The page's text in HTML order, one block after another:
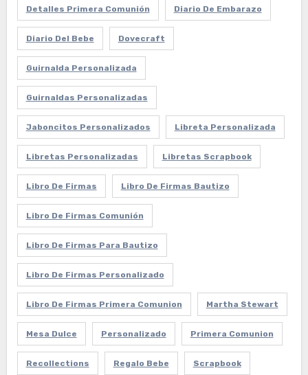
Detalles Primera Comunión Diario De Embarazo
Diario Del Bebe Dovecraft
Guirnalda Personalizada
Guirnaldas Personalizadas
Jaboncitos Personalizados Libreta Personalizada
Libretas Personalizadas Libretas Scrapbook
Libro De Firmas Libro De Firmas Bautizo
Libro De Firmas Comunión
Libro De Firmas Para Bautizo
Libro De Firmas Personalizado
Libro De Firmas Primera Comunion Martha Stewart
Mesa Dulce Personalizado Primera Comunion
Recollections Regalo Bebe Scrapbook